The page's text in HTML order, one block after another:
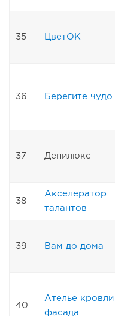
35 ЦветОК
36 Берегите чудо
37 Депилюкс
38
Акселератор
талантов
39 Вам до дома
40
Ателье
фасада